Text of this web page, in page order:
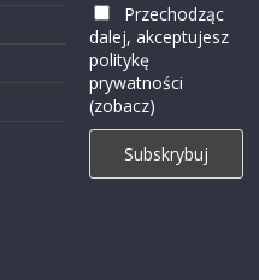
Przechodząc
dalej, akceptujesz
politykę
prywatności
(zobacz)